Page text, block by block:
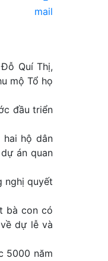
Quí Thị,
mộ Tổ họ
đầu triển
hộ dân
án quan
nghị quyết
bà con có
dự lễ và
5000 năm